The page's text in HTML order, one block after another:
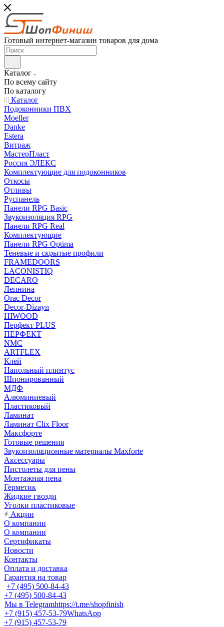
Готовый интернет-магазин товаров для дома
Каталог
По всему сайту
По каталогу
Каталог
Подоконники ПВХ
Moeller
Danke
Estera
Витраж
МастерПласт
Россия ЭЛЕКС
Комплектующие для подоконников
Откосы
Отливы
Руспанель
Панели RPG Basic
Звукоизоляция RPG
Панели RPG Real
Комплектующие
Панели RPG Optima
Теневые и скрытые профили
FRAMEDOORS
LACONISTIQ
DECARO
Лепнина
Orac Decor
Decor-Dizayn
HIWOOD
Перфект PLUS
ПЕРФЕКТ
NMC
ARTFLEX
Клей
Напольный плинтус
Шпонированный
МДФ
Алюминиевый
Пластиковый
Ламинат
Ламинат Clix Floor
Максфорте
Готовые решения
Звукоизоляционные материалы Maxforte
Аксессуары
Пистолеты для пены
Монтажная пена
Герметик
Жидкие гвозди
Уголки пластиковые
Акции
О компании
О компании
Сертификаты
Новости
Контакты
Оплата и доставка
Гарантия на товар
+7 (495) 500-84-43
+7 (495) 500-84-43
Мы в Telegramhttps://t.me/shopfinish
+7 (915) 457-53-79WhatsApp
+7 (915) 457-53-79